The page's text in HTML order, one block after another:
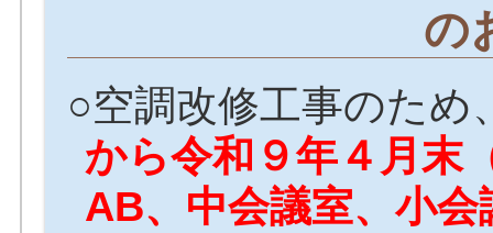
の
○空調改修工事のため
から令和９年４月末
AB、中会議室、小